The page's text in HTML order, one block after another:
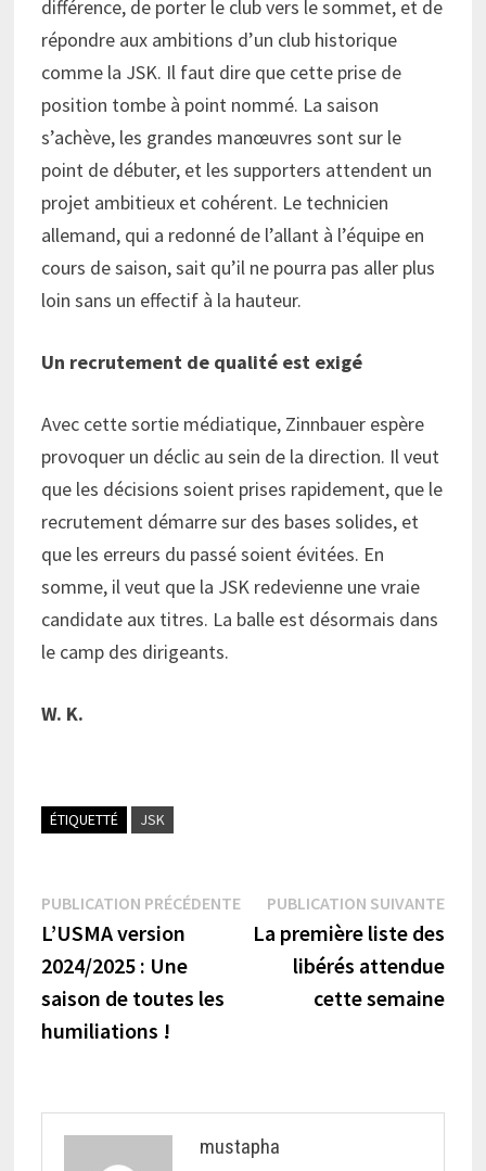
différence, de porter le club vers le sommet, et de
répondre aux ambitions d’un club historique
comme la JSK. Il faut dire que cette prise de
position tombe à point nommé. La saison
s’achève, les grandes manœuvres sont sur le
point de débuter, et les supporters attendent un
projet ambitieux et cohérent. Le technicien
allemand, qui a redonné de l’allant à l’équipe en
cours de saison, sait qu’il ne pourra pas aller plus
loin sans un effectif à la hauteur.
Un recrutement de qualité est exigé
Avec cette sortie médiatique, Zinnbauer espère
provoquer un déclic au sein de la direction. Il veut
que les décisions soient prises rapidement, que le
recrutement démarre sur des bases solides, et
que les erreurs du passé soient évitées. En
somme, il veut que la JSK redevienne une vraie
candidate aux titres. La balle est désormais dans
le camp des dirigeants.
W. K.
ÉTIQUETTÉ JSK
Navigation
de
l’article
PUBLICATION PRÉCÉDENTEPublication
précédente :
L’USMA version
2024/2025 : Une
saison de toutes les
humiliations !
PUBLICATION SUIVANTE
La première liste des
libérés attendue
cette semaine
mustapha